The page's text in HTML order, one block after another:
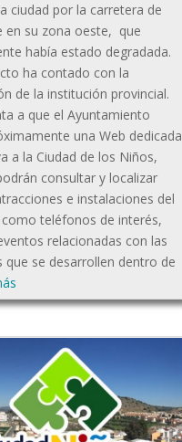
ciudad por la carretera de
en su zona oeste, que
había estado degradada.
ha contado con la
de la institución provincial.
a que el Ayuntamiento
una Web dedicada
a la Ciudad de los Niños,
consultar y localizar
e instalaciones del
teléfonos de interés,
relacionadas con las
que se desarrollen dentro de